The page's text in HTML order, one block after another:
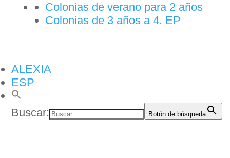
Colonias de verano para 2 años
Colonias de 3 años a 4. EP
ALEXIA
ESP
Buscar: Botón de búsqueda